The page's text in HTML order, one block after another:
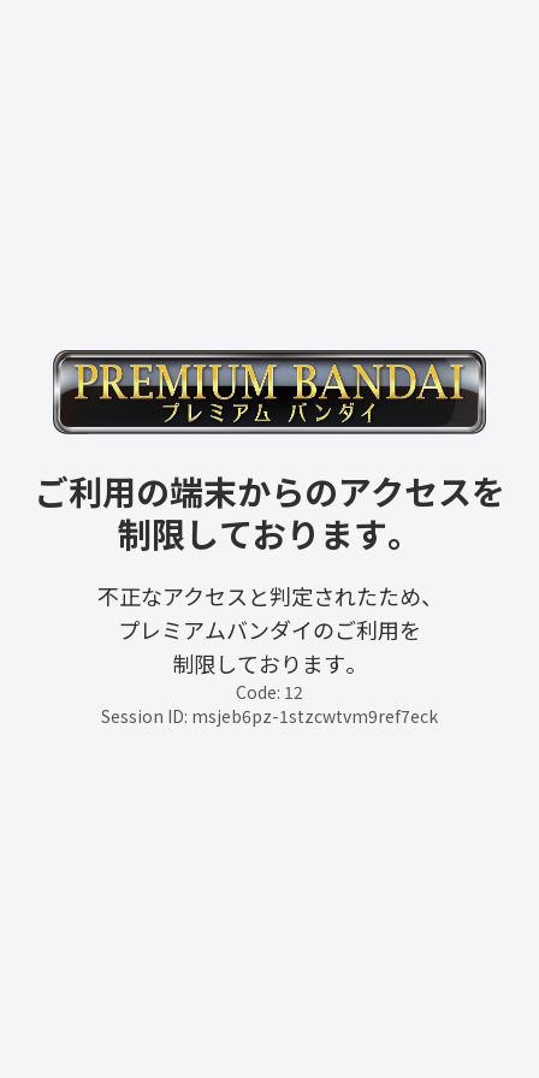
ご利用の端末からのアクセスを
制限しております。
不正なアクセスと判定されたため、
プレミアムバンダイのご利用を
制限しております。
Code: 12
Session ID: msjeb6pz-1stzcwtvm9ref7eck